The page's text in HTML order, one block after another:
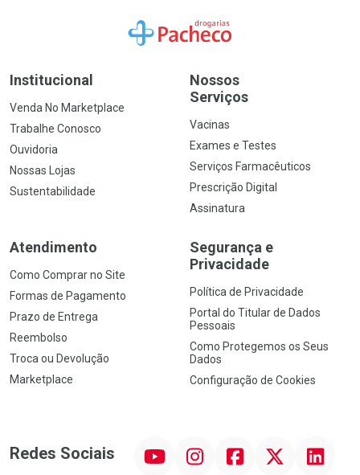
Ir para a Home
Institucional
Venda No Marketplace
Trabalhe Conosco
Ouvidoria
Nossas Lojas
Sustentabilidade
Nossos
Serviços
Vacinas
Exames e Testes
Serviços Farmacêuticos
Prescrição Digital
Assinatura
Atendimento
Como Comprar no Site
Formas de Pagamento
Prazo de Entrega
Reembolso
Troca ou Devolução
Marketplace
Segurança e
Privacidade
Política de Privacidade
Portal do Titular de Dados
Pessoais
Como Protegemos os Seus
Dados
Configuração de Cookies
Redes Sociais InstagramFacebook Linkedin